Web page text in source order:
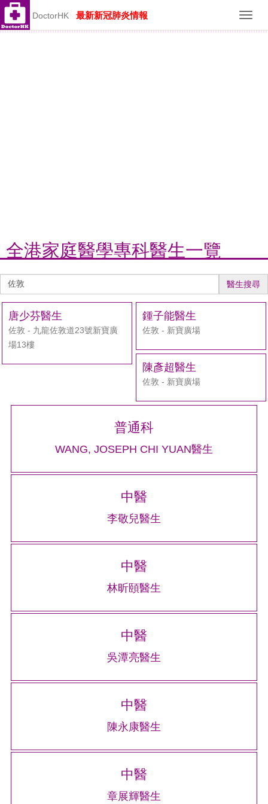
DoctorHK 最新新冠肺炎情報
全港家庭醫學專科醫生一覽
生
醫生搜尋
唐少芬醫生
佐敦 - 九龍佐敦道23號新寶廣
場13樓
鍾子能醫生
佐敦 - 新寶廣場
陳彥超醫生
佐敦 - 新寶廣場
普通科
WANG, JOSEPH CHI YUAN醫生
中醫
李敬兒醫生
中醫
林昕頤醫生
中醫
吳潭亮醫生
中醫
陳永康醫生
中醫
章展輝醫生